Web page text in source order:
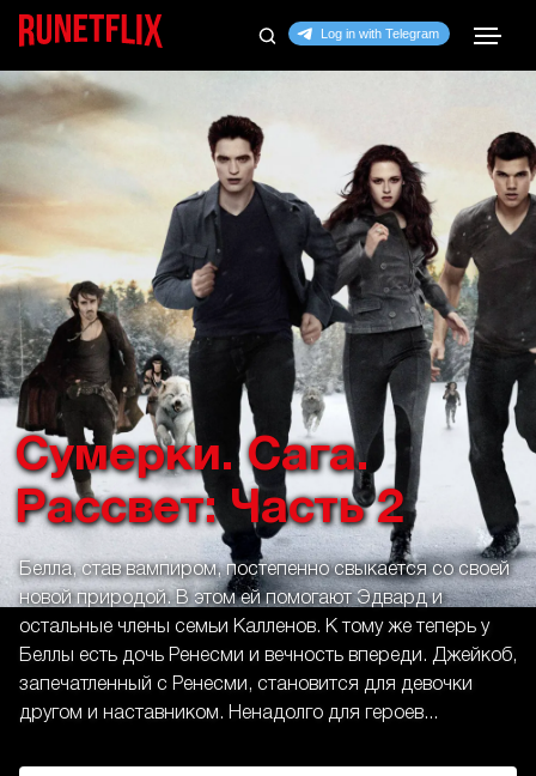
Сумерки. Сага.
Рассвет: Часть 2
Белла, став вампиром, постепенно свыкается со своей
новой природой. В этом ей помогают Эдвард и
остальные члены семьи Калленов. К тому же теперь у
Беллы есть дочь Ренесми и вечность впереди. Джейкоб,
запечатленный с Ренесми, становится для девочки
другом и наставником. Ненадолго для героев...